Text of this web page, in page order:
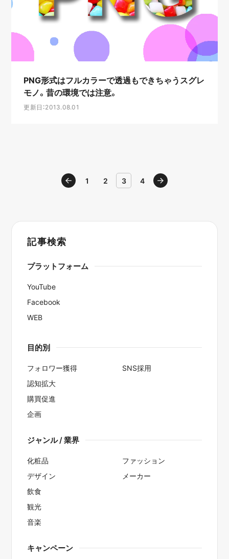
記事検索
プラットフォーム
YouTube
Facebook
WEB
目的別
フォロワー獲得
認知拡大
購買促進
企画
SNS採用
ジャンル / 業界
化粧品
デザイン
飲食
観光
音楽
ファッション
メーカー
キャンペーン
PNG形式はフルカラーで透過もできちゃうスグレ
モノ。昔の環境では注意。
更新日：2013.08.01
1 2 3 4